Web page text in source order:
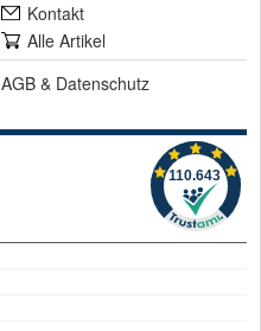
Kontakt
Alle Artikel
AGB & Datenschutz